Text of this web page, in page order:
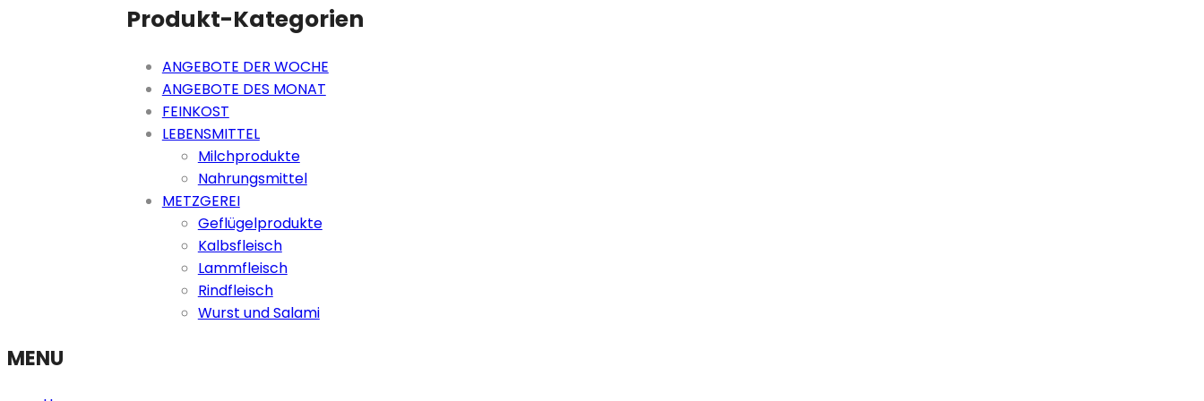
Produkt-Kategorien
ANGEBOTE DER WOCHE
ANGEBOTE DES MONAT
FEINKOST
LEBENSMITTEL
Milchprodukte
Nahrungsmittel
METZGEREI
Geflügelprodukte
Kalbsfleisch
Lammfleisch
Rindfleisch
Wurst und Salami
MENU